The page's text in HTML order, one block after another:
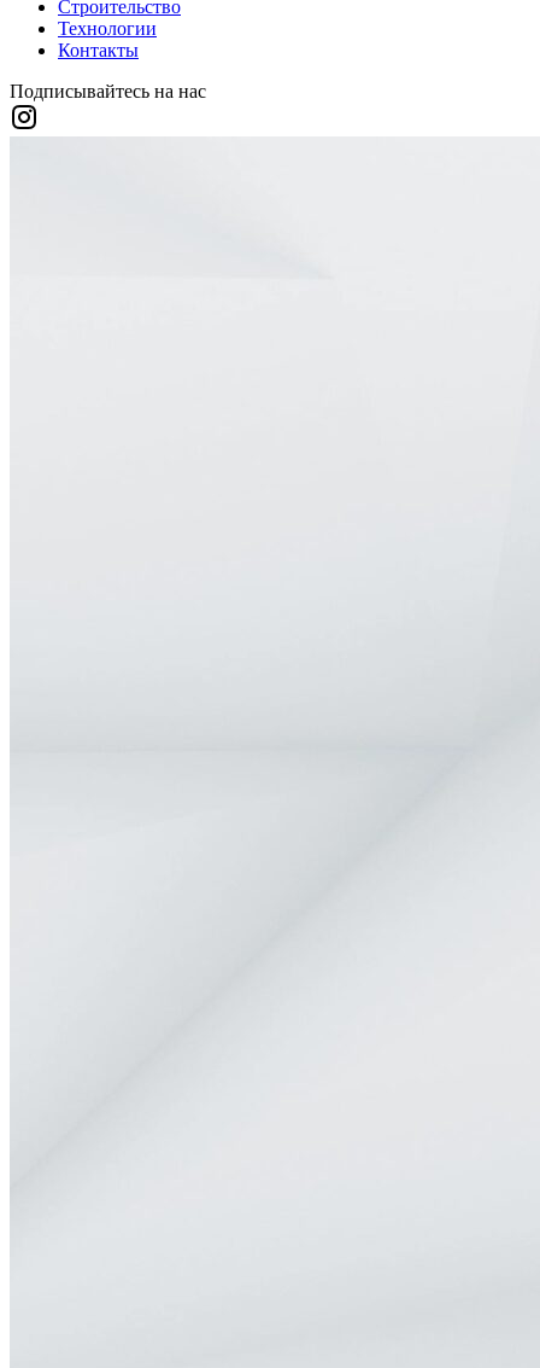
Строительство
Технологии
Контакты
Подписывайтесь на нас